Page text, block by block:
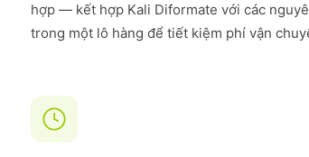
hợp — kết hợp Kali Diformate với các
trong một lô hàng để tiết kiệm phí vận